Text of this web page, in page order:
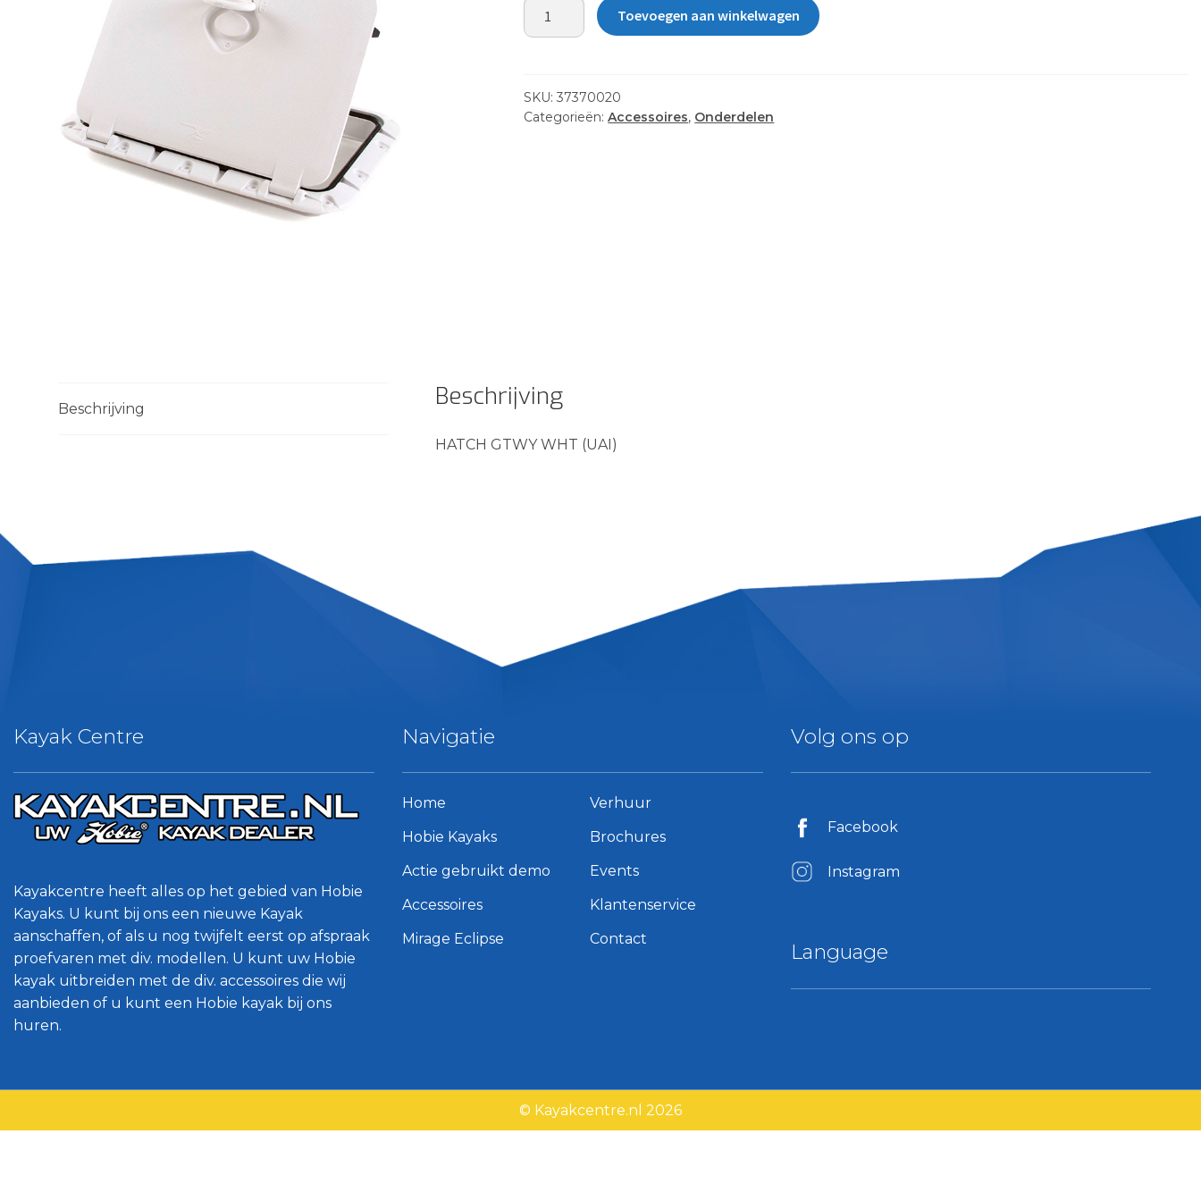
RECTANGULAR
HATCH
aantal
Toevoegen aan winkelwagen
SKU:37370020
Categorieën:Accessoires, Onderdelen
Beschrijving Beschrijving
HATCH GTWY WHT (UAI)
Kayak Centre
Kayakcentre heeft alles op het gebied van Hobie
Kayaks. U kunt bij ons een nieuwe Kayak
aanschaffen, of als u nog twijfelt eerst op afspraak
proefvaren met div. modellen. U kunt uw Hobie
kayak uitbreiden met de div. accessoires die wij
aanbieden of u kunt een Hobie kayak bij ons
huren.
Navigatie
Home
Hobie Kayaks
Actie gebruikt demo
Accessoires
Mirage Eclipse
Verhuur
Brochures
Events
Klantenservice
Contact
Volg ons op
Facebook
Instagram
Language
© Kayakcentre.nl 2026